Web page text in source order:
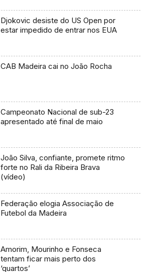
Djokovic desiste do US Open por
estar impedido de entrar nos EUA
CAB Madeira cai no João Rocha
Campeonato Nacional de sub-23
apresentado até final de maio
João Silva, confiante, promete ritmo
forte no Rali da Ribeira Brava
(vídeo)
Federação elogia Associação de
Futebol da Madeira
Amorim, Mourinho e Fonseca
tentam ficar mais perto dos
‘quartos’